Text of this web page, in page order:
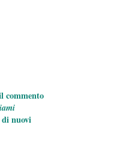
commento
di nuovi